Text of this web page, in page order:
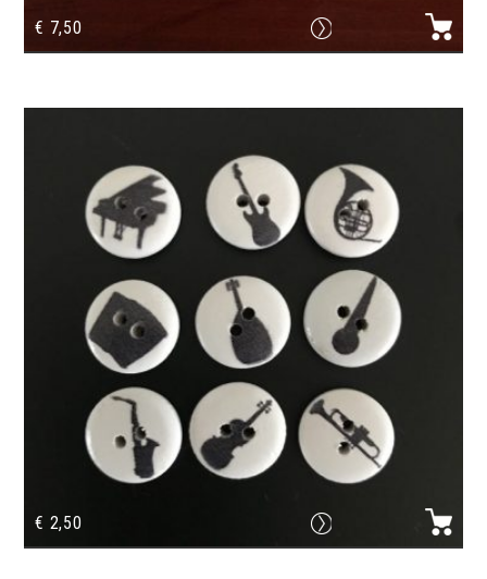
€ 7,50
€ 2,50